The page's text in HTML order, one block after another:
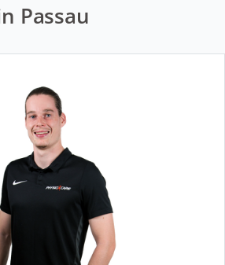
Passau